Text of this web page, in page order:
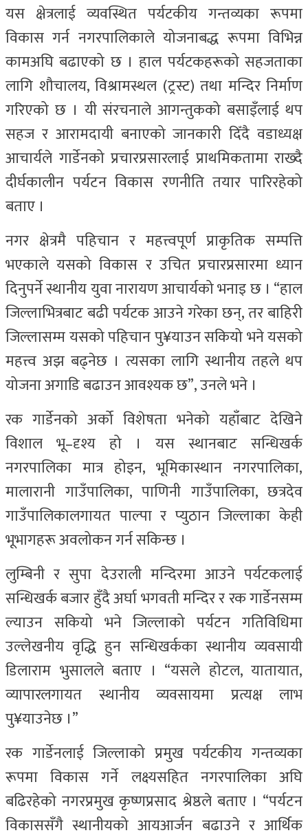
यस क्षेत्रलाई व्यवस्थित पर्यटकीय गन्तव्यका रूपमा
विकास गर्न नगरपालिकाले योजनाबद्ध रूपमा विभिन्न
कामअघि बढाएको छ । हाल पर्यटकहरूको सहजताका
लागि शौचालय, विश्रामस्थल (ट्रस्ट) तथा मन्दिर निर्माण
गरिएको छ । यी संरचनाले आगन्तुकको बसाइँलाई थप
सहज र आरामदायी बनाएको जानकारी दिँदै वडाध्यक्ष
आचार्यले गार्डेनको प्रचारप्रसारलाई प्राथमिकतामा राख्दै
दीर्घकालीन पर्यटन विकास रणनीति तयार पारिरहेको
बताए ।
नगर क्षेत्रमै पहिचान र महत्त्वपूर्ण प्राकृतिक सम्पत्ति
भएकाले यसको विकास र उचित प्रचारप्रसारमा ध्यान
दिनुपर्ने स्थानीय युवा नारायण आचार्यको भनाइ छ । “हाल
जिल्लाभित्रबाट बढी पर्यटक आउने गरेका छन्, तर बाहिरी
जिल्लासम्म यसको पहिचान पु¥याउन सकियो भने यसको
महत्त्व अझ बढ्नेछ । त्यसका लागि स्थानीय तहले थप
योजना अगाडि बढाउन आवश्यक छ”, उनले भने ।
रक गार्डेनको अर्को विशेषता भनेको यहाँबाट देखिने
विशाल भू–दृश्य हो । यस स्थानबाट सन्धिखर्क
नगरपालिका मात्र होइन, भूमिकास्थान नगरपालिका,
मालारानी गाउँपालिका, पाणिनी गाउँपालिका, छत्रदेव
गाउँपालिकालगायत पाल्पा र प्युठान जिल्लाका केही
भूभागहरू अवलोकन गर्न सकिन्छ ।
लुम्बिनी र सुपा देउराली मन्दिरमा आउने पर्यटकलाई
सन्धिखर्क बजार हुँदै अर्घा भगवती मन्दिर र रक गार्डेनसम्म
ल्याउन सकियो भने जिल्लाको पर्यटन गतिविधिमा
उल्लेखनीय वृद्धि हुन सन्धिखर्कका स्थानीय व्यवसायी
डिलाराम भुसालले बताए । “यसले होटल, यातायात,
व्यापारलगायत स्थानीय व्यवसायमा प्रत्यक्ष लाभ
पु¥याउनेछ ।”
रक गार्डेनलाई जिल्लाको प्रमुख पर्यटकीय गन्तव्यका
रूपमा विकास गर्ने लक्ष्यसहित नगरपालिका अघि
बढिरहेको नगरप्रमुख कृष्णप्रसाद श्रेष्ठले बताए । “पर्यटन
विकाससँगै स्थानीयको आयआर्जन बढाउने र आर्थिक